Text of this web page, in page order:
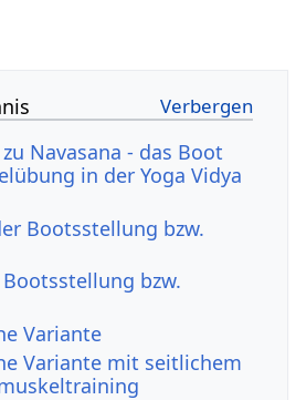
Navasana - das Boot
in der Yoga Vidya
Bootsstellung bzw.
bzw.
Variante
Variante mit seitlichem